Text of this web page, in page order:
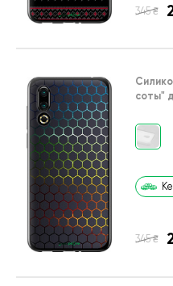
345 ₴
соты"
345 ₴